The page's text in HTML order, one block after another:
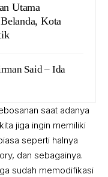
Utama
Kota
Said – Ida
saat adanya
jiga ingin memiliki
seperti halnya
dan sebagainya.
sudah memodifikasi